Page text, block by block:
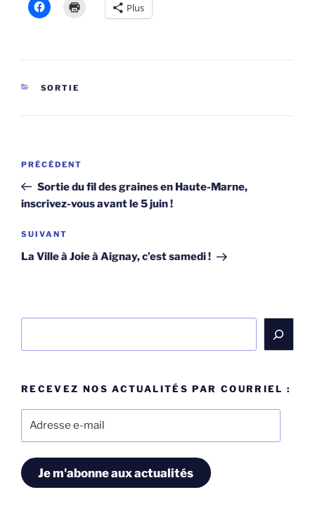
Plus
CATÉGORIES
SORTIE
Navigation
l’article
Article
précédent
PRÉCÉDENT
Sortie du fil des graines en Haute-Marne,
inscrivez-vous avant le 5 juin !
Article
suivant
SUIVANT
La Ville à Joie à Aignay, c’est samedi !
RECEVEZ NOS ACTUALITÉS PAR COURRIEL :
Je m'abonne aux actualités